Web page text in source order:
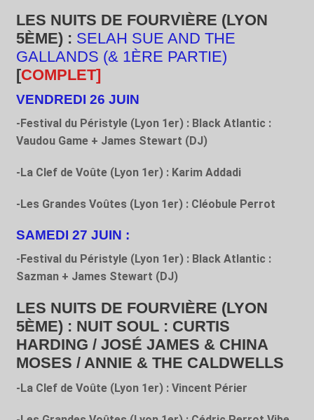
LES NUITS DE FOURVIÈRE (LYON
5ÈME) : SELAH SUE AND THE
GALLANDS (& 1ÈRE PARTIE)
[COMPLET]
VENDREDI 26 JUIN
-Festival du Péristyle (Lyon 1er) : Black Atlantic :
Vaudou Game + James Stewart (DJ)
-La Clef de Voûte (Lyon 1er) : Karim Addadi
-Les Grandes Voûtes (Lyon 1er) : Cléobule Perrot
SAMEDI 27 JUIN :
-Festival du Péristyle (Lyon 1er) : Black Atlantic :
Sazman + James Stewart (DJ)
LES NUITS DE FOURVIÈRE (LYON
5ÈME) : NUIT SOUL : CURTIS
HARDING / JOSÉ JAMES & CHINA
MOSES / ANNIE & THE CALDWELLS
-La Clef de Voûte (Lyon 1er) : Vincent Périer